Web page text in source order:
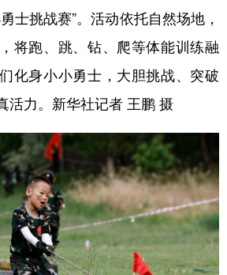
士挑战赛”。活动依托自然场地，
将跑、跳、钻、爬等体能训练融
化身小小勇士，大胆挑战、突破
活力。新华社记者 王鹏 摄